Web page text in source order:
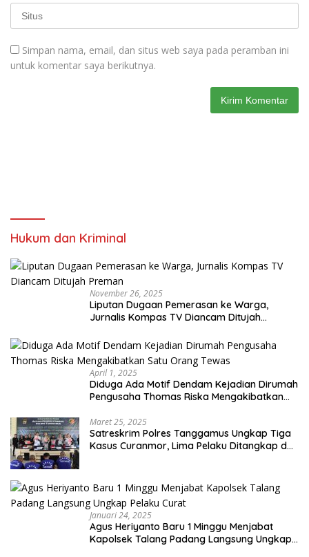
Simpan nama, email, dan situs web saya pada peramban ini
untuk komentar saya berikutnya.
Hukum dan Kriminal
November 26, 2025
Liputan Dugaan Pemerasan ke Warga,
Jurnalis Kompas TV Diancam Ditujah
April 1, 2025
Diduga Ada Motif Dendam Kejadian Dirumah
Pengusaha Thomas Riska Mengakibatkan
Maret 25, 2025
Satreskrim Polres Tanggamus Ungkap Tiga
Kasus Curanmor, Lima Pelaku Ditangkap dan
Januari 24, 2025
Agus Heriyanto Baru 1 Minggu Menjabat
Kapolsek Talang Padang Langsung Ungkap